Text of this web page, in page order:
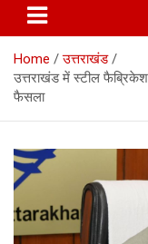
Home
उत्तराखंड
उत्तराखंड में स्टील
फैसला